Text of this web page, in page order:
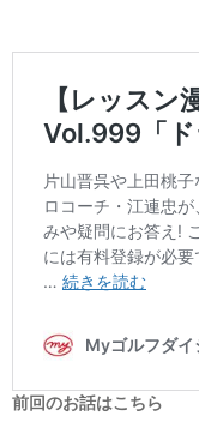
前回のお話はこちら